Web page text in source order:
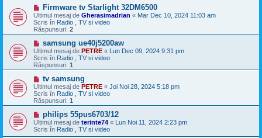
n
o
u
M
e
s
a
j
n
o
u
Firmware tv Starlight 32DM6500
Ultimul mesaj de Gherasimadrian « Mar Dec 10, 2024 11:03 am
Scris în Radio , TV si video
Răspunsuri: 2
M
e
s
a
j
n
o
u
samsung ue40j5200aw
Ultimul mesaj de PETRE « Lun Dec 09, 2024 9:31 pm
Scris în Radio , TV si video
Răspunsuri: 1
M
e
s
a
j
n
o
u
tv samsung
Ultimul mesaj de PETRE « Joi Noi 28, 2024 5:18 pm
Scris în Radio , TV si video
Răspunsuri: 1
M
e
s
a
philips 55pus6703/12
Ultimul mesaj de terinte74 « Lun Noi 11, 2024 2:23 pm
Scris în Radio , TV si video